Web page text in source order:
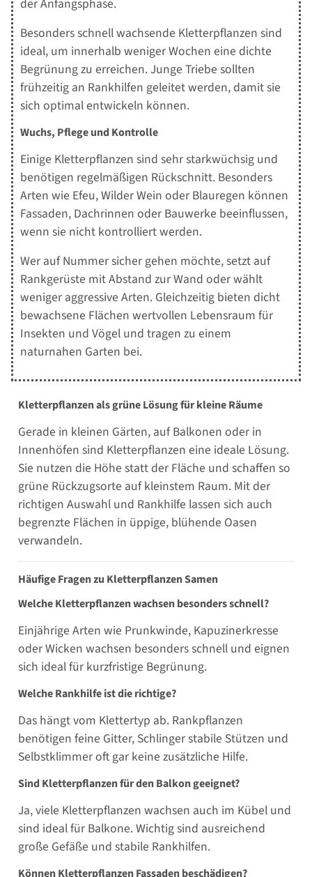
der Anfangsphase.
Besonders schnell wachsende Kletterpflanzen sind
ideal, um innerhalb weniger Wochen eine dichte
Begrünung zu erreichen. Junge Triebe sollten
frühzeitig an Rankhilfen geleitet werden, damit sie
sich optimal entwickeln können.
Wuchs, Pflege und Kontrolle
Einige Kletterpflanzen sind sehr starkwüchsig und
benötigen regelmäßigen Rückschnitt. Besonders
Arten wie Efeu, Wilder Wein oder Blauregen können
Fassaden, Dachrinnen oder Bauwerke beeinflussen,
wenn sie nicht kontrolliert werden.
Wer auf Nummer sicher gehen möchte, setzt auf
Rankgerüste mit Abstand zur Wand oder wählt
weniger aggressive Arten. Gleichzeitig bieten dicht
bewachsene Flächen wertvollen Lebensraum für
Insekten und Vögel und tragen zu einem
naturnahen Garten bei.
Kletterpflanzen als grüne Lösung für kleine Räume
Gerade in kleinen Gärten, auf Balkonen oder in
Innenhöfen sind Kletterpflanzen eine ideale Lösung.
Sie nutzen die Höhe statt der Fläche und schaffen so
grüne Rückzugsorte auf kleinstem Raum. Mit der
richtigen Auswahl und Rankhilfe lassen sich auch
begrenzte Flächen in üppige, blühende Oasen
verwandeln.
Häufige Fragen zu Kletterpflanzen Samen
Welche Kletterpflanzen wachsen besonders schnell?
Einjährige Arten wie Prunkwinde, Kapuzinerkresse
oder Wicken wachsen besonders schnell und eignen
sich ideal für kurzfristige Begrünung.
Welche Rankhilfe ist die richtige?
Das hängt vom Klettertyp ab. Rankpflanzen
benötigen feine Gitter, Schlinger stabile Stützen und
Selbstklimmer oft gar keine zusätzliche Hilfe.
Sind Kletterpflanzen für den Balkon geeignet?
Ja, viele Kletterpflanzen wachsen auch im Kübel und
sind ideal für Balkone. Wichtig sind ausreichend
große Gefäße und stabile Rankhilfen.
Können Kletterpflanzen Fassaden beschädigen?